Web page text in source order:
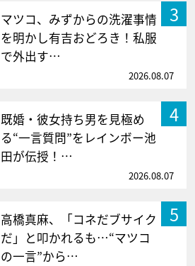
3
マツコ、みずからの洗濯事情
を明かし有吉おどろき！私服
で外出す…
2026.08.07
4
既婚・彼女持ち男を見極め
る“一言質問”をレインボー池
田が伝授！…
2026.08.07
5
高橋真麻、「コネだブサイク
だ」と叩かれるも…“マツコ
の一言”から…